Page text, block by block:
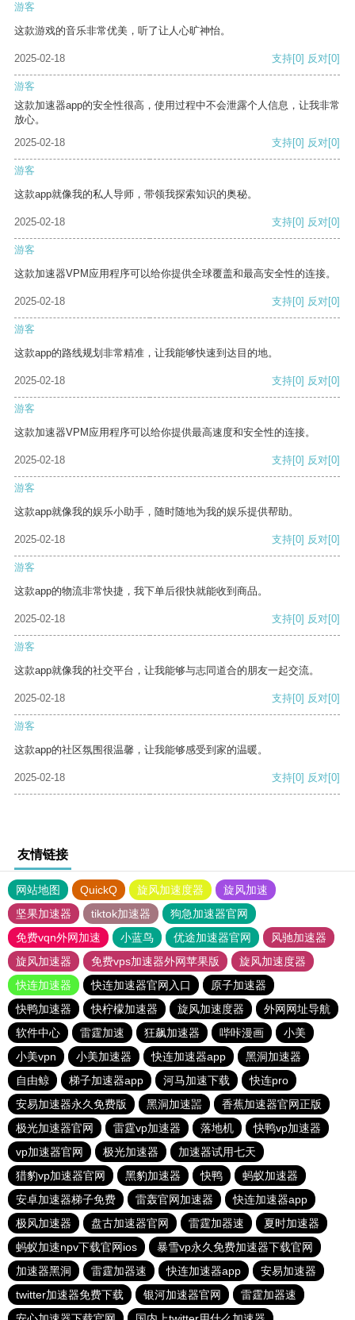
游客
这款游戏的音乐非常优美，听了让人心旷神怡。
2025-02-18 支持[0] 反对[0]
游客
这款加速器app的安全性很高，使用过程中不会泄露个人信息，让我非常
放心。
2025-02-18
支持[0] 反对[0]
游客
这款app就像我的私人导师，带领我探索知识的奥秘。
2025-02-18 支持[0] 反对[0]
游客
这款加速器VPM应用程序可以给你提供全球覆盖和最高安全性的连接。
2025-02-18 支持[0] 反对[0]
游客
这款app的路线规划非常精准，让我能够快速到达目的地。
2025-02-18 支持[0] 反对[0]
游客
这款加速器VPM应用程序可以给你提供最高速度和安全性的连接。
2025-02-18 支持[0] 反对[0]
游客
这款app就像我的娱乐小助手，随时随地为我的娱乐提供帮助。
2025-02-18 支持[0] 反对[0]
游客
这款app的物流非常快捷，我下单后很快就能收到商品。
2025-02-18 支持[0] 反对[0]
游客
这款app就像我的社交平台，让我能够与志同道合的朋友一起交流。
2025-02-18 支持[0] 反对[0]
游客
这款app的社区氛围很温馨，让我能够感受到家的温暖。
2025-02-18 支持[0] 反对[0]
友情链接
网站地图 QuickQ 旋风加速度器
旋风加速
坚果加速器
tiktok加速器
狗急加速器官网
免费vqn外网加速
小蓝鸟 优途加速器官网
风驰加速器
旋风加速器
免费vps加速器外网苹果版
旋风加速度器
快连加速器
快连加速器官网入口
原子加速器
快鸭加速器
快柠檬加速器 旋风加速度器
外网网址导航
软件中心
雷霆加速 狂飙加速器 哔咔漫画
小美
小美vpn
小美加速器 快连加速器app
黑洞加速器
自由鲸
梯子加速器app 河马加速下载
快连pro
安易加速器永久免费版
黑洞加速噐
香蕉加速器官网正版
极光加速器官网
雷霆vp加速器 落地机
快鸭vp加速器
vp加速器官网
极光加速器
加速器试用七天
猎豹vp加速器官网
黑豹加速器 快鸭
蚂蚁加速器
安卓加速器梯子免费
雷轰官网加速器
快连加速器app
极风加速器
盘古加速器官网 雷霆加器速
夏时加速器
蚂蚁加速npv下载官网ios
暴雪vp永久免费加速器下载官网
加速器黑洞
雷霆加器速 快连加速器app
安易加速器
twitter加速器免费下载
银河加速器官网
雷霆加器速